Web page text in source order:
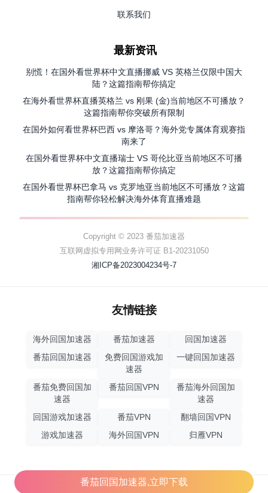
联系我们
最新资讯
别慌！在国外看世界杯中文直播挪威 VS 英格兰仅限中国大
陆？这篇指南帮你搞定
在海外看世界杯直播英格兰 vs 刚果 (金)当前地区不可播放？
这篇指南帮你突破所有限制
在国外如何看世界杯巴西 vs 摩洛哥？海外党专属体育观赛指
南来了
在国外看世界杯中文直播瑞士 VS 哥伦比亚当前地区不可播
放？这篇指南帮你搞定
在国外看世界杯巴拿马 vs 克罗地亚当前地区不可播放？这篇
指南帮你轻松解决海外体育直播难题
Copyright © 2023 番茄加速器
互联网虚拟专用网业务许可证 B1-20231050
湘ICP备2023004234号-7
友情链接
海外回国加速器 番茄加速器
回国加速器
番茄回国加速器
免费回国游戏加
速器
一键回国加速器
番茄免费回国加
速器
番茄回国VPN
番茄海外回国加
速器
回国游戏加速器
番茄VPN
翻墙回国VPN
游戏加速器
海外回国VPN 归雁VPN
番茄回国加速器,立即下载